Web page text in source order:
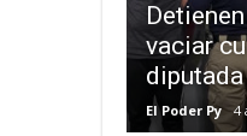
vaciar
El Poder Py 4